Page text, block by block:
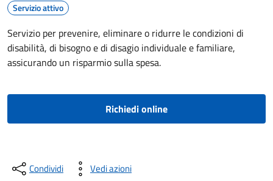
Servizio attivo
Servizio per prevenire, eliminare o ridurre le condizioni di
disabilità, di bisogno e di disagio individuale e familiare,
assicurando un risparmio sulla spesa.
Richiedi online
Condividi Vedi azioni